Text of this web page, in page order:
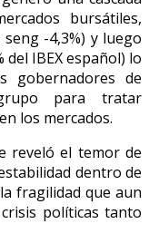
bursátiles,
-4,3%) y luego
del IBEX español) lo
de
para tratar
los mercados.
reveló el temor de
dentro de
fragilidad que aun
políticas tanto